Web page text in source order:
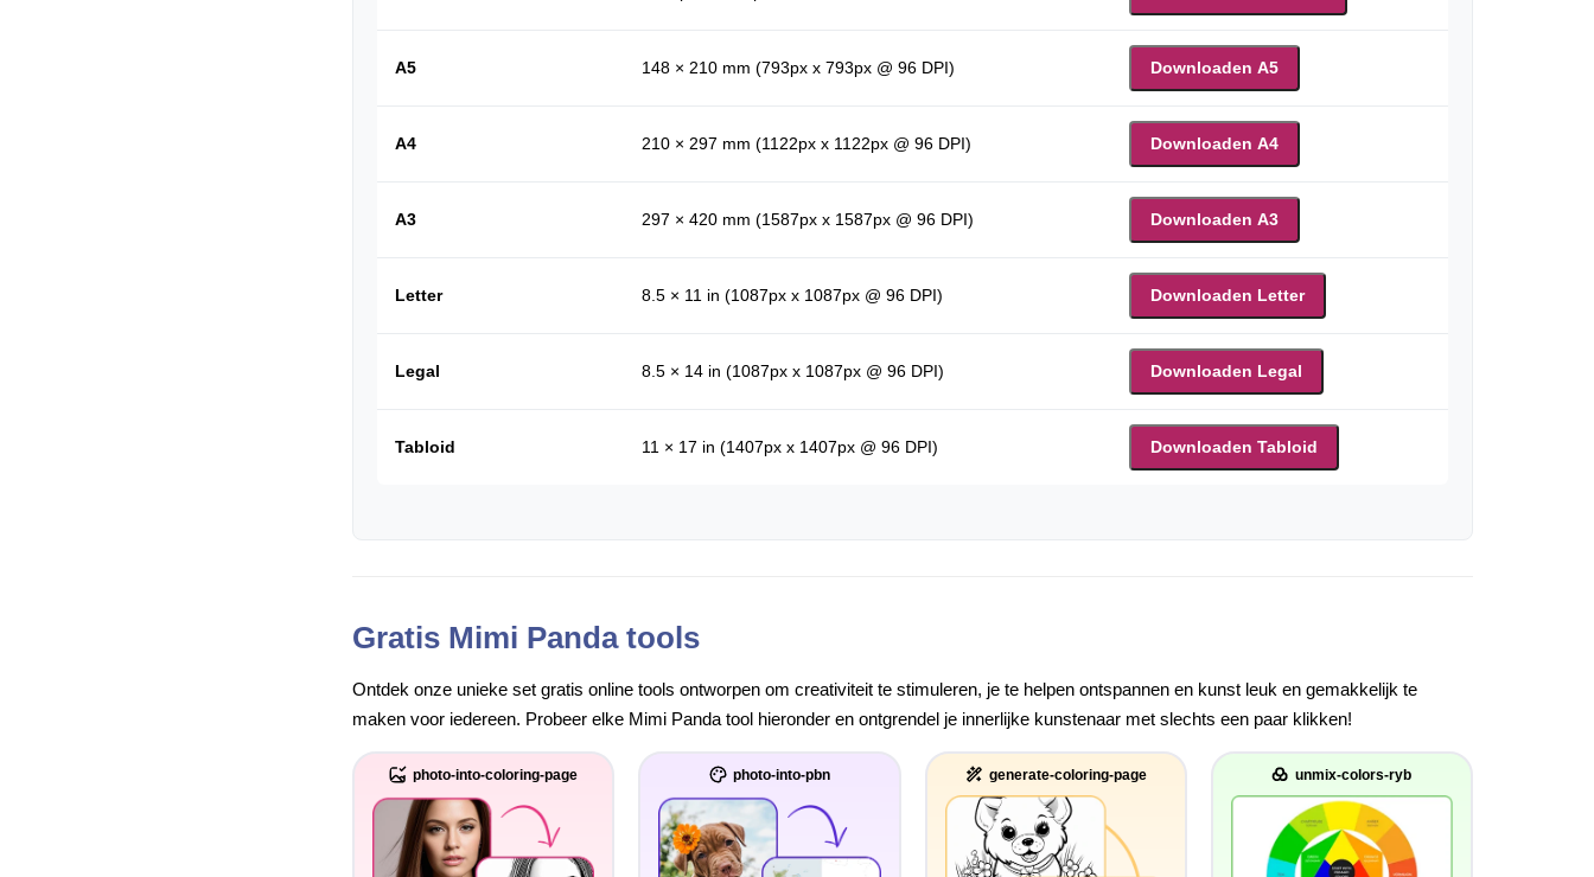
A5 148 × 210 mm (793px x 793px @ 96 DPI) Downloaden A5
A4 210 × 297 mm (1122px x 1122px @ 96 DPI) Downloaden A4
A3 297 × 420 mm (1587px x 1587px @ 96 DPI) Downloaden A3
Letter 8.5 × 11 in (1087px x 1087px @ 96 DPI) Downloaden Letter
Legal 8.5 × 14 in (1087px x 1087px @ 96 DPI) Downloaden Legal
Tabloid 11 × 17 in (1407px x 1407px @ 96 DPI) Downloaden Tabloid
Gratis Mimi Panda tools
Ontdek onze unieke set gratis online tools ontworpen om creativiteit te stimuleren, je te helpen ontspannen en kunst leuk en gemakkelijk te
maken voor iedereen. Probeer elke Mimi Panda tool hieronder en ontgrendel je innerlijke kunstenaar met slechts een paar klikken!
photo-into-coloring-page photo-into-pbn generate-coloring-page unmix-colors-ryb